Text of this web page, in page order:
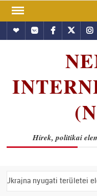
Skip
contentHundubVkontakte
Facebook
Twitter
Hírek, politikai
területei előbb-utóbb